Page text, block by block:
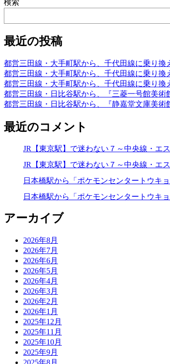
検索
最近の投稿
都営三田線・大手町駅から、千代田線に乗り
都営三田線・大手町駅から、千代田線に乗り
都営三田線・大手町駅から、千代田線に乗り
都営三田線・日比谷駅から、『三菱一号館美術
都営三田線・日比谷駅から、『静嘉堂文庫美術
最近のコメント
JR【東京駅】で迷わない７～中央線・エ
JR【東京駅】で迷わない７～中央線・エ
日本橋駅から「ポケモンセンタートウキ
日本橋駅から「ポケモンセンタートウキ
アーカイブ
2026年8月
2026年7月
2026年6月
2026年5月
2026年4月
2026年3月
2026年2月
2026年1月
2025年12月
2025年11月
2025年10月
2025年9月
2025年8月